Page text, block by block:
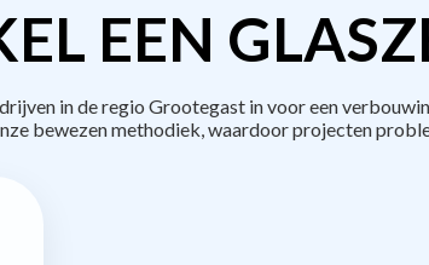
EEN
in de regio Grootegast in voor een
bewezen methodiek, waardoor projecten